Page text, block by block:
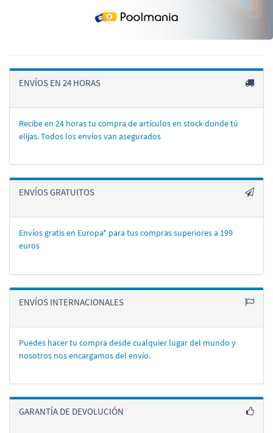
ENVÍOS EN 24 HORAS
Recibe en 24 horas tu compra de artí­culos en stock donde tú
elijas. Todos los enví­os van asegurados
ENVÍOS GRATUITOS
Envíos gratis en Europa* para tus compras superiores a 199
euros
ENVÍOS INTERNACIONALES
Puedes hacer tu compra desde cualquier lugar del mundo y
nosotros nos encargamos del enví­o.
GARANTÍA DE DEVOLUCIÓN